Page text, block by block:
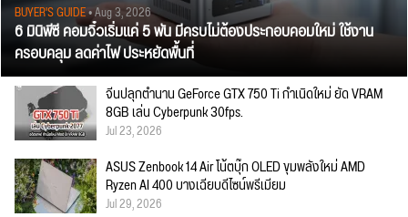
BUYER'S GUIDE• Aug 3, 2026
6 มินิพีซี คอมจิ๋วเริ่มแค่ 5 พัน มีครบไม่ต้องประกอบคอมใหม่ ใช้งาน
ครอบคลุม ลดค่าไฟ ประหยัดพื้นที่
จีนปลุกตำนาน GeForce GTX 750 Ti กำเนิดใหม่ ยัด VRAM
8GB เล่น Cyberpunk 30fps.
Jul 23, 2026
ASUS Zenbook 14 Air โน้ตบุ๊ก OLED ขุมพลังใหม่ AMD
Ryzen AI 400 บางเฉียบดีไซน์พรีเมียม
Jul 29, 2026